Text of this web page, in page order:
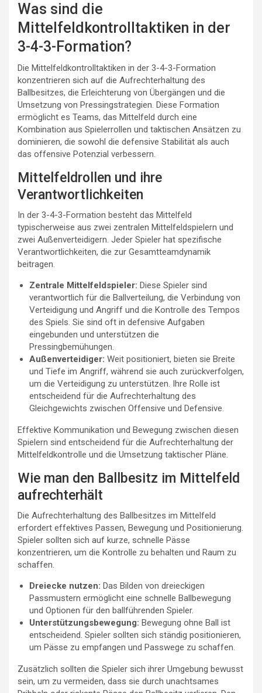
Was sind die
Mittelfeldkontrolltaktiken in der
3-4-3-Formation?
Die Mittelfeldkontrolltaktiken in der 3-4-3-Formation
konzentrieren sich auf die Aufrechterhaltung des
Ballbesitzes, die Erleichterung von Übergängen und die
Umsetzung von Pressingstrategien. Diese Formation
ermöglicht es Teams, das Mittelfeld durch eine
Kombination aus Spielerrollen und taktischen Ansätzen zu
dominieren, die sowohl die defensive Stabilität als auch
das offensive Potenzial verbessern.
Mittelfeldrollen und ihre
Verantwortlichkeiten
In der 3-4-3-Formation besteht das Mittelfeld
typischerweise aus zwei zentralen Mittelfeldspielern und
zwei Außenverteidigern. Jeder Spieler hat spezifische
Verantwortlichkeiten, die zur Gesamtteamdynamik
beitragen.
Zentrale Mittelfeldspieler: Diese Spieler sind
verantwortlich für die Ballverteilung, die Verbindung von
Verteidigung und Angriff und die Kontrolle des Tempos
des Spiels. Sie sind oft in defensive Aufgaben
eingebunden und unterstützen die
Pressingbemühungen.
Außenverteidiger: Weit positioniert, bieten sie Breite
und Tiefe im Angriff, während sie auch zurückverfolgen,
um die Verteidigung zu unterstützen. Ihre Rolle ist
entscheidend für die Aufrechterhaltung des
Gleichgewichts zwischen Offensive und Defensive.
Effektive Kommunikation und Bewegung zwischen diesen
Spielern sind entscheidend für die Aufrechterhaltung der
Mittelfeldkontrolle und die Umsetzung taktischer Pläne.
Wie man den Ballbesitz im Mittelfeld
aufrechterhält
Die Aufrechterhaltung des Ballbesitzes im Mittelfeld
erfordert effektives Passen, Bewegung und Positionierung.
Spieler sollten sich auf kurze, schnelle Pässe
konzentrieren, um die Kontrolle zu behalten und Raum zu
schaffen.
Dreiecke nutzen: Das Bilden von dreieckigen
Passmustern ermöglicht eine schnelle Ballbewegung
und Optionen für den ballführenden Spieler.
Unterstützungsbewegung: Bewegung ohne Ball ist
entscheidend. Spieler sollten sich ständig positionieren,
um Pässe zu empfangen und Passwege zu schaffen.
Zusätzlich sollten die Spieler sich ihrer Umgebung bewusst
sein, um zu vermeiden, dass sie durch unachtsames